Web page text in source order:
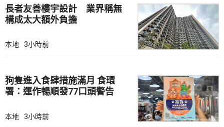
長者友善樓宇設計 業界稱無
構成太大額外負擔
本地 3小時前
狗隻進入食肆措施滿月 食環
署：運作暢順發77口頭警告
本地 3小時前